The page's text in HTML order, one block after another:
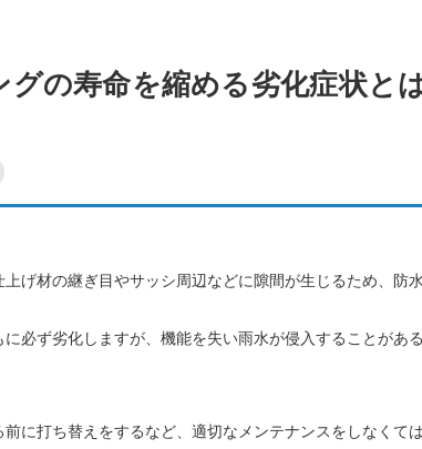
グの寿命を縮める劣化症状と
げ材の継ぎ目やサッシ周辺などに隙間が生じるため、防
必ず劣化しますが、機能を失い雨水が侵入することがあ
前に打ち替えをするなど、適切なメンテナンスをしなくて